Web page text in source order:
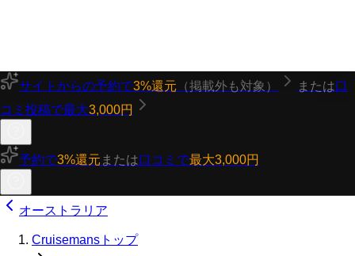
サイトからの予約で3%還元 （掲載外も対象） または口
コミ投稿で最大3,000円
予約で3%還元 または口コミで最大3,000円
オーストラリア
Cruisemansトップ